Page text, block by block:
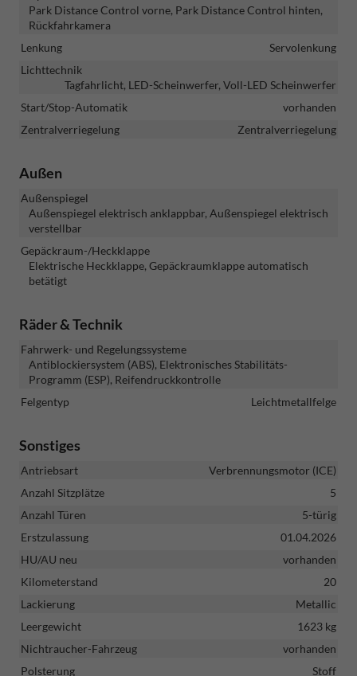
Park Distance Control vorne, Park Distance Control hinten,
Rückfahrkamera
Lenkung
Servolenkung
Lichttechnik
Tagfahrlicht, LED-Scheinwerfer, Voll-LED Scheinwerfer
Start/Stop-Automatik
vorhanden
Zentralverriegelung
Zentralverriegelung
Außen
Außenspiegel
Außenspiegel elektrisch anklappbar, Außenspiegel elektrisch
verstellbar
Gepäckraum-/Heckklappe
Elektrische Heckklappe, Gepäckraumklappe automatisch
betätigt
Räder & Technik
Fahrwerk- und Regelungssysteme
Antiblockiersystem (ABS), Elektronisches Stabilitäts-
Programm (ESP), Reifendruckkontrolle
Felgentyp
Leichtmetallfelge
Sonstiges
Antriebsart
Verbrennungsmotor (ICE)
Anzahl Sitzplätze
5
Anzahl Türen
5-türig
Erstzulassung
01.04.2026
HU/AU neu
vorhanden
Kilometerstand
20
Lackierung
Metallic
Leergewicht
1623 kg
Nichtraucher-Fahrzeug
vorhanden
Polsterung
Stoff